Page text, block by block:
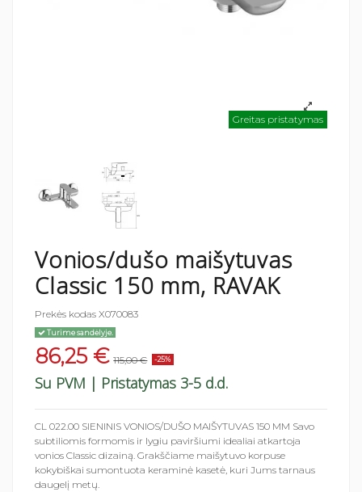
Greitas pristatymas
Vonios/dušo maišytuvas
Classic 150 mm, RAVAK
Prekės kodas X070083
Turime sandėlyje.
86,25 € 115,00 € -25%
Su PVM | Pristatymas 3-5 d.d.
CL 022.00 SIENINIS VONIOS/DUŠO MAIŠYTUVAS 150 MM Savo
subtiliomis formomis ir lygiu paviršiumi idealiai atkartoja
vonios Classic dizainą. Grakščiame maišytuvo korpuse
kokybiškai sumontuota keraminė kasetė, kuri Jums tarnaus
daugelį metų.